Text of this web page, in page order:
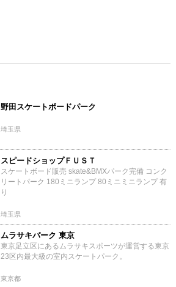
野田スケートボードパーク
埼玉県
スピードショップＦＵＳＴ
スケートボード販売 skate&BMXパーク完備 コンク
リートパーク 180ミニランプ 80ミニミニランプ 有
り
埼玉県
ムラサキパーク 東京
東京足立区にあるムラサキスポーツが運営する東京
23区内最大級の室内スケートパーク。
東京都